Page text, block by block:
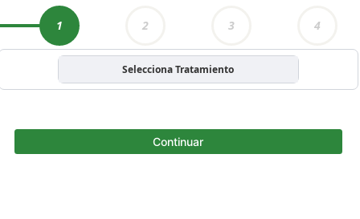
1 2 3 4
Selecciona Tratamiento
Continuar